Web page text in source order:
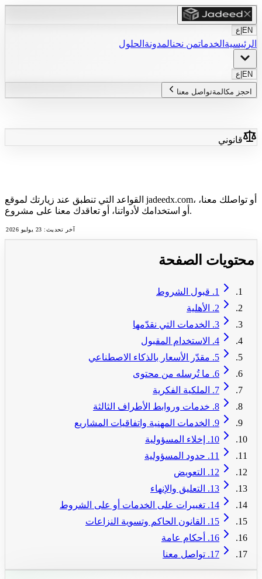
EN ع
الرئيسية الخدماتمن نحنالمدونة الحلول
EN ع
احجز مكالمةتواصل معنا
قانوني
القواعد التي تنطبق عند زيارتك لموقع jadeedx.com، أو تواصلك معنا،
أو استخدامك لأدواتنا، أو تعاقدك معنا على مشروع.
آخر تحديث: 23 يوليو 2026
محتويات الصفحة
1. قبول الشروط
2. الأهلية
3. الخدمات التي نقدّمها
4. الاستخدام المقبول
5. مقدّر الأسعار بالذكاء الاصطناعي
6. ما تُرسله من محتوى
7. الملكية الفكرية
8. خدمات وروابط الأطراف الثالثة
9. الخدمات المهنية واتفاقيات المشاريع
10. إخلاء المسؤولية
11. حدود المسؤولية
12. التعويض
13. التعليق والإنهاء
14. تغييرات على الخدمات أو على الشروط
15. القانون الحاكم وتسوية النزاعات
16. أحكام عامة
17. تواصل معنا